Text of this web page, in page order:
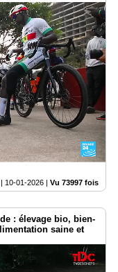
10-01-2026 | Vu 73997 fois
: élevage bio, bien-
saine et